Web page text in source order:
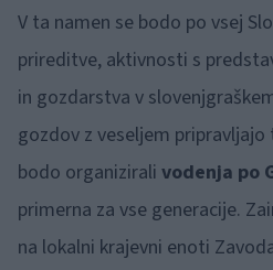
V ta namen se bodo po vsej
prireditve, aktivnosti s
in gozdarstva v
gozdov z veseljem
bodo organizirali vodenja po
primerna za vse generacije.
na lokalni krajevni enoti